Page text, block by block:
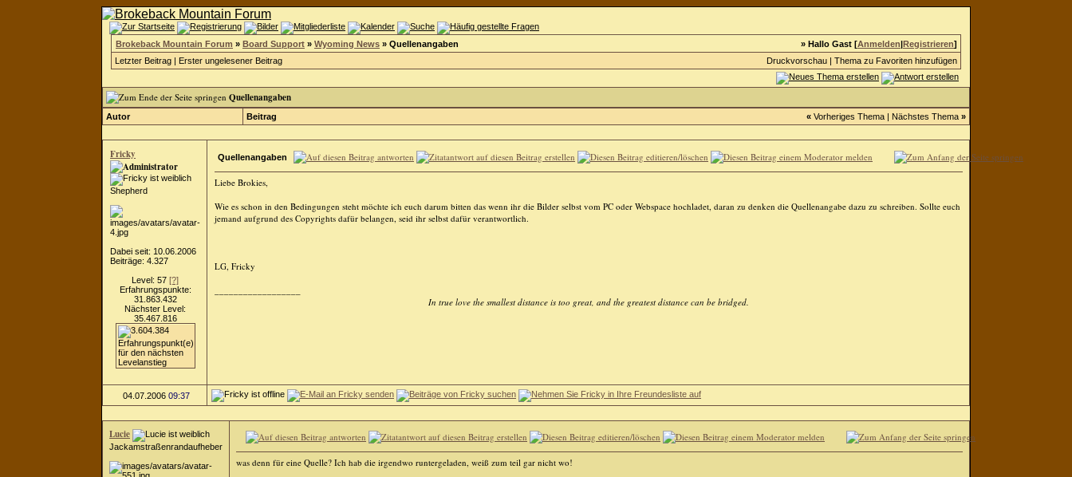
Brokeback Mountain Forum » Board Support » Wyoming News » Quellenangaben » Hallo Gast [Anmelden|Registrieren]
Letzter Beitrag | Erster ungelesener Beitrag Druckvorschau | Thema zu Favoriten hinzufügen
Quellenangaben
Autor Beitrag « Vorheriges Thema | Nächstes Thema »
Fricky
Shepherd
Dabei seit: 10.06.2006
Beiträge: 4.327
Level: 57 [?]
Erfahrungspunkte:
31.863.432
Nächster Level:
35.467.816
Quellenangaben
Liebe Brokies,
Wie es schon in den Bedingungen steht möchte ich euch darum bitten das wenn ihr die Bilder selbst vom PC oder Webspace hochladet, daran zu denken die Quellenangabe dazu zu schreiben. Sollte euch
jemand aufgrund des Copyrights dafür belangen, seid ihr selbst dafür verantwortlich.
LG, Fricky
In true love the smallest distance is too great, and the greatest distance can be bridged.
04.07.2006 09:37
Lucie
Jackamstraßenrandaufheber
was denn für eine Quelle? Ich hab die irgendwo runtergeladen, weiß zum teil gar nicht wo!